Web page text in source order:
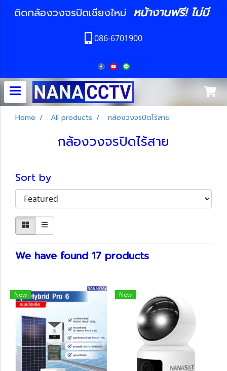
ติดกล้องวงจรปิดเชียงใหม่ หน้างานฟรี! ไม่มี
086-6701900
Home All products กล้องวงจรปิดไร้สาย
กล้องวงจรปิดไร้สาย
Sort by
We have found 17 products
New New